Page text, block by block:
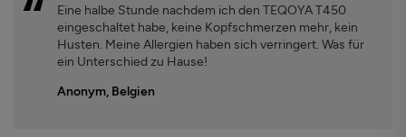
Eine halbe Stunde nachdem ich den TEQOYA T450
eingeschaltet habe, keine Kopfschmerzen mehr, kein
Husten. Meine Allergien haben sich verringert. Was für
ein Unterschied zu Hause!
Anonym, Belgien